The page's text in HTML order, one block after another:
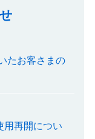
たお客さまの
用再開につい